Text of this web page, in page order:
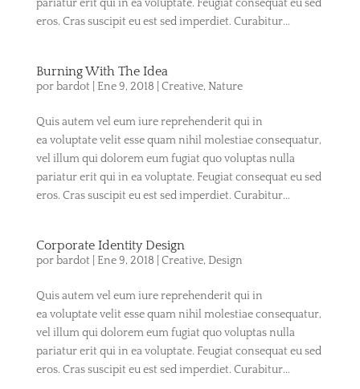
pariatur erit qui in ea voluptate. Feugiat consequat eu sed
eros. Cras suscipit eu est sed imperdiet. Curabitur...
Burning With The Idea
porbardot Ene 9, 2018 Creative, Nature
Quis autem vel eum iure reprehenderit qui in
ea voluptate velit esse quam nihil molestiae consequatur,
vel illum qui dolorem eum fugiat quo voluptas nulla
pariatur erit qui in ea voluptate. Feugiat consequat eu sed
eros. Cras suscipit eu est sed imperdiet. Curabitur...
Corporate Identity Design
porbardot Ene 9, 2018 Creative, Design
Quis autem vel eum iure reprehenderit qui in
ea voluptate velit esse quam nihil molestiae consequatur,
vel illum qui dolorem eum fugiat quo voluptas nulla
pariatur erit qui in ea voluptate. Feugiat consequat eu sed
eros. Cras suscipit eu est sed imperdiet. Curabitur...